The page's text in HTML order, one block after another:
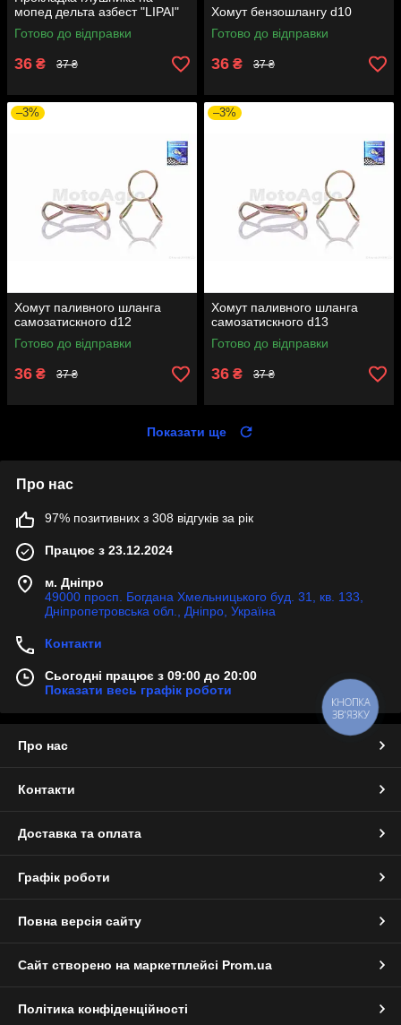
мопед дельта азбест "LIPAI"
Готово до відправки
36 ₴ 37 ₴
Хомут бензошлангу d10
Готово до відправки
36 ₴ 37 ₴
–3%
Хомут паливного шланга
самозатискного d12
Готово до відправки
36 ₴ 37 ₴
–3%
Хомут паливного шланга
самозатискного d13
Готово до відправки
36 ₴ 37 ₴
Показати ще
Про нас
97% позитивних з 308 відгуків за рік
Працює з 23.12.2024
м. Дніпро
49000 просп. Богдана Хмельницького буд. 31, кв. 133,
Дніпропетровська обл., Дніпро, Україна
Контакти
Сьогодні працює з 09:00 до 20:00
Показати весь графік роботи
Про нас
Контакти
Доставка та оплата
Графік роботи
Повна версія сайту
Сайт створено на маркетплейсі Prom.ua
Політика конфіденційності
КНОПКА
ЗВ'ЯЗКУ